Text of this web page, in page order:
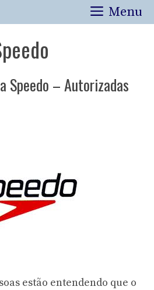
Menu
Speedo – Autorizadas
estão entendendo que o